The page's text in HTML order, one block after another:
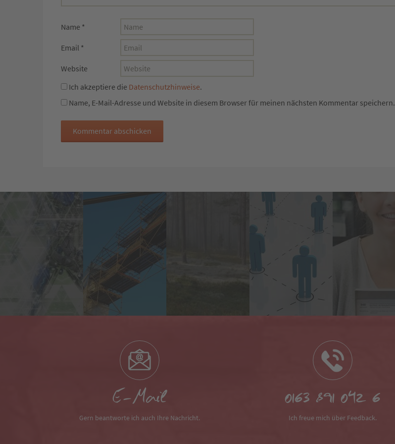
Name *
Email *
Website
Ich akzeptiere die Datenschutzhinweise.
Name, E-Mail-Adresse und Website in diesem Browser für meinen nächsten Kommentar speichern.
E-Mail
Gern beantworte ich auch Ihre Nachricht.
0163 891 042 6
Ich freue mich über Feedback.